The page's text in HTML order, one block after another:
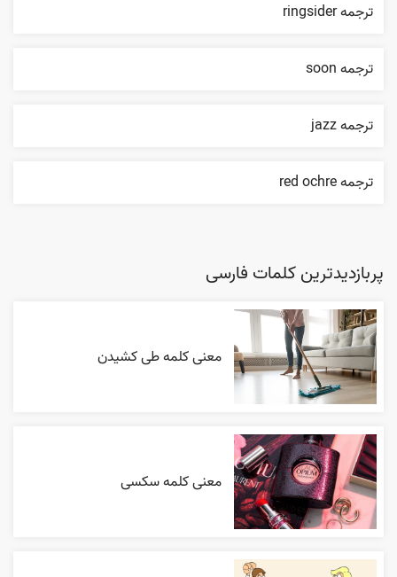
ترجمه ringsider
ترجمه soon
ترجمه jazz
ترجمه red ochre
پربازدیدترین کلمات فارسی
معنی کلمه طی کشیدن
معنی کلمه سکسی